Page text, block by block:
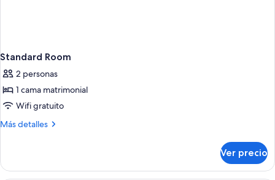
Standard Room
2 personas
1 cama matrimonial
Wifi gratuito
Más detalles
Más
Room
Ver precio